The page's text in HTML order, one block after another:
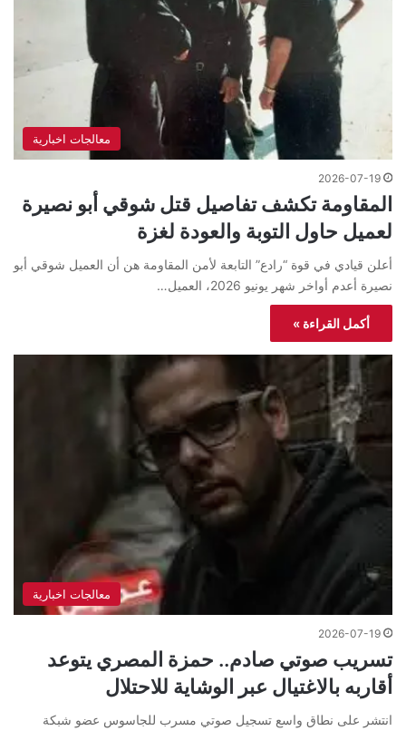
معالجات اخبارية
2026-07-19
المقاومة تكشف تفاصيل قتل شوقي أبو نصيرة
لعميل حاول التوبة والعودة لغزة
أعلن قيادي في قوة “رادع” التابعة لأمن المقاومة هن أن العميل شوقي أبو
نصيرة أعدم أواخر شهر يونيو 2026، العميل…
أكمل القراءة »
معالجات اخبارية
2026-07-19
تسريب صوتي صادم.. حمزة المصري يتوعد
أقاربه بالاغتيال عبر الوشاية للاحتلال
انتشر على نطاق واسع تسجيل صوتي مسرب للجاسوس عضو شبكة